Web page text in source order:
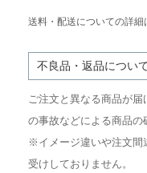
送料・配送についての詳細
不良品・返品につい
ご注文と異なる商品が
の事故などによる商品の
※イメージ違いや注文間
受けしておりません。